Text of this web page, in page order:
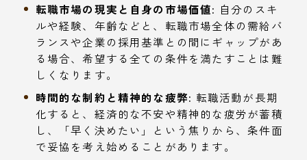
転職市場の現実と自身の市場価値: 自分のスキ
ルや経験、年齢などと、転職市場全体の需給バ
ランスや企業の採用基準との間にギャップがあ
る場合、希望する全ての条件を満たすことは難
しくなります。
時間的な制約と精神的な疲弊: 転職活動が長期
化すると、経済的な不安や精神的な疲労が蓄積
し、「早く決めたい」という焦りから、条件面
で妥協を考え始めることがあります。